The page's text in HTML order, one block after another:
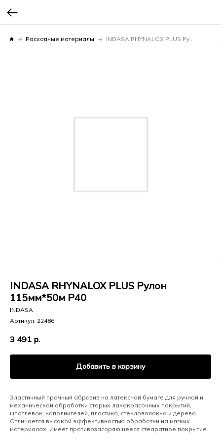
Расходные материалы INDASA RHYNALOX PLUS Рулон 115мм*50м Р40
INDASA RHYNALOX PLUS Рулон
115мм*50м Р40
INDASA
Артикул: 22486
3 491 р.
Добавить в корзину
Эластичный прочный абразив на латексной бумаге для ручной и
механической обработки старых лакокрасочных покрытий,
шпатлевок, наполнителей, пластика, стекловолокна и дерева.
Отличается высокой эффективностью обработки на мягких
материалах. Имеет противозасоряющееся стеаратное покрытие.